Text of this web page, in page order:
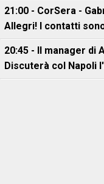
21:00 - CorSera -
Allegri! I contatti
20:45 - Il manager di
Discuterà col Napoli